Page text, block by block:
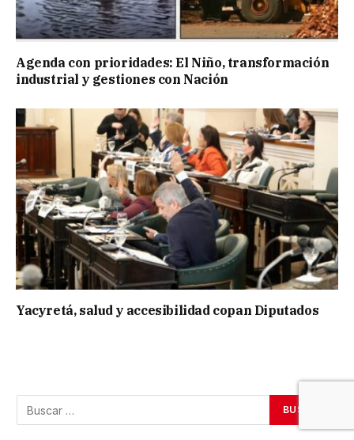
Agenda con prioridades: El Niño, transformación
industrial y gestiones con Nación
Yacyretá, salud y accesibilidad copan Diputados